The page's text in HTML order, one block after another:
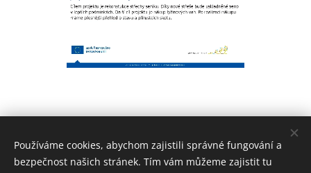
Používáme cookies, abychom zajistili správné fungování a
bezpečnost našich stránek. Tím vám můžeme zajistit tu